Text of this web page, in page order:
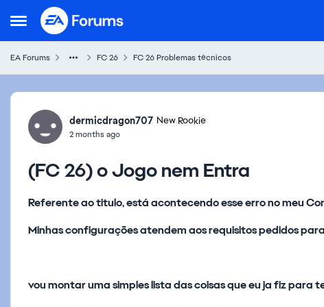
Open Side Menu
Skip to content
EA Forums FC 26 FC 26 Problemas técnicos
Forum Discussion
dermicdragon707 New Rookie
2 months ago
(FC 26) o Jogo nem Entra
Referente ao titulo, está acontecendo esse erro no meu
Minhas configurações atendem aos requisitos pedidos
vou montar uma simples lista das coisas que eu ja fiz para